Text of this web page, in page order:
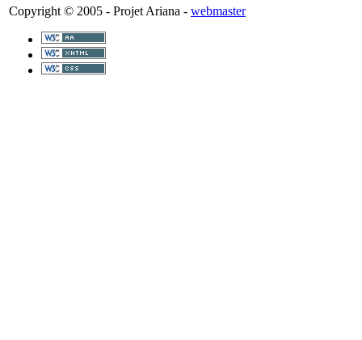
Copyright © 2005 - Projet Ariana - webmaster